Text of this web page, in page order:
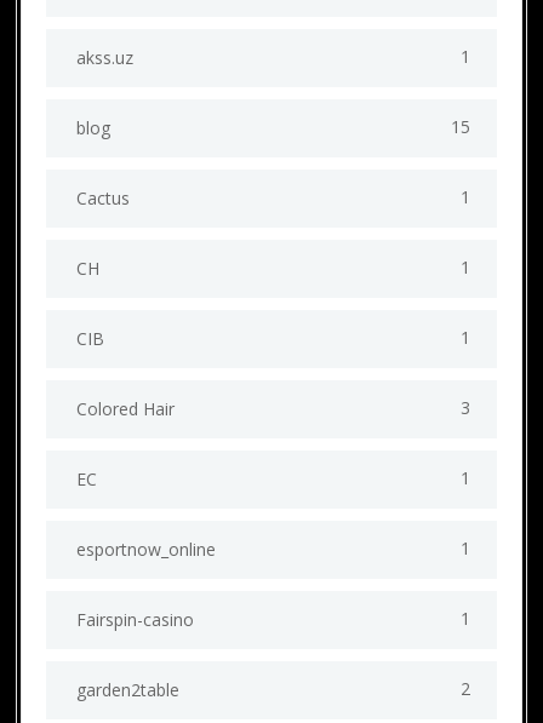
akss.uz 1
blog 15
Cactus 1
CH 1
CIB 1
Colored Hair 3
EC 1
esportnow_online 1
Fairspin-casino 1
garden2table 2